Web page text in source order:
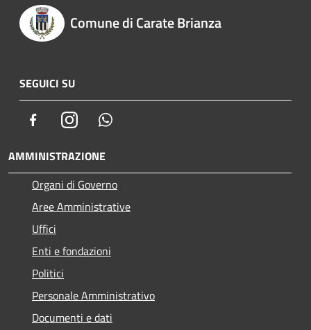
Comune di Carate Brianza
SEGUICI SU
FacebookInstagram
AMMINISTRAZIONE
Organi di Governo
Aree Amministrative
Uffici
Enti e fondazioni
Politici
Personale Amministrativo
Documenti e dati